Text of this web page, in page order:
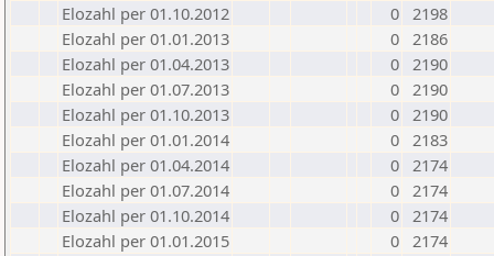
Elozahl per 01.10.2012
0 2198
Elozahl per 01.01.2013
0 2186
Elozahl per 01.04.2013
0 2190
Elozahl per 01.07.2013
0 2190
Elozahl per 01.10.2013
0 2190
Elozahl per 01.01.2014
0 2183
Elozahl per 01.04.2014
0 2174
Elozahl per 01.07.2014
0 2174
Elozahl per 01.10.2014
0 2174
Elozahl per 01.01.2015
0 2174